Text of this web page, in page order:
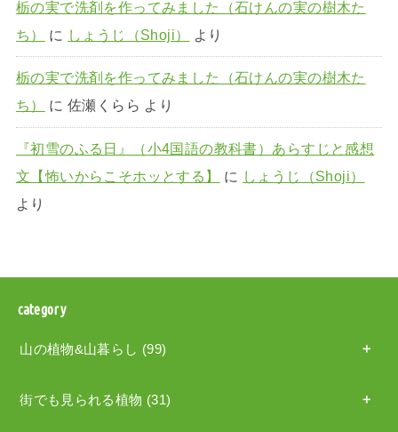
栃の実で洗剤を作ってみました（石けんの実の樹木た
ち）
に しょうじ（Shoji） より
栃の実で洗剤を作ってみました（石けんの実の樹木た
ち）
に 佐瀬くらら より
『初雪のふる日』（小4国語の教科書）あらすじと感想
文【怖いからこそホッとする】
に しょうじ（Shoji）
より
category
山の植物&山暮らし (99)
街でも見られる植物 (31)